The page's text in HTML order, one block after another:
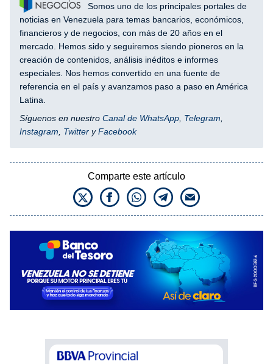
Somos uno de los principales portales de
noticias en Venezuela para temas bancarios, económicos,
financieros y de negocios, con más de 20 años en el
mercado. Hemos sido y seguiremos siendo pioneros en la
creación de contenidos, análisis inéditos e informes
especiales. Nos hemos convertido en una fuente de
referencia en el país y avanzamos paso a paso en América
Latina.
Síguenos en nuestro Canal de WhatsApp Telegram
Instagram
Twitter yFacebook
Comparte este artículo